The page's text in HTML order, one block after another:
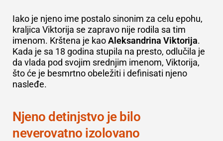
Iako je njeno ime postalo sinonim za celu epohu,
kraljica Viktorija se zapravo nije rodila sa tim
imenom. Krštena je kaoAleksandrina Viktorija.
Kada je sa 18 godina stupila na presto, odlučila je
da vlada pod svojim srednjim imenom, Viktorija,
što će je besmrtno obeležiti i definisati njeno
nasleđe.
Njeno detinjstvo je bilo
neverovatno izolovano